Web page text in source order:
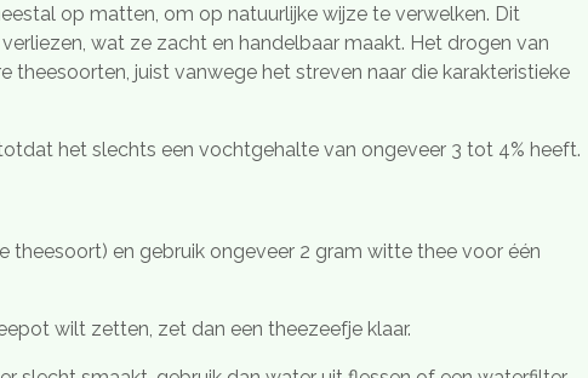
op matten, om op natuurlijke wijze te verwelken. Dit
wat ze zacht en handelbaar maakt. Het drogen van
juist vanwege het streven naar die karakteristieke
het slechts een vochtgehalte van ongeveer 3 tot 4% heeft.
theesoort) en gebruik ongeveer 2 gram witte thee voor één
wilt zetten, zet dan een theezeefje klaar.